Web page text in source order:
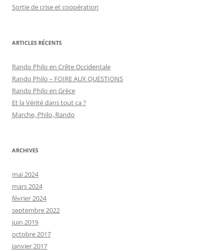
Sortie de crise et coopération
ARTICLES RÉCENTS
Rando Philo en Crête Occidentale
Rando Philo – FOIRE AUX QUESTIONS
Rando Philo en Grèce
Et la Vérité dans tout ça ?
Marche, Philo, Rando
ARCHIVES
mai 2024
mars 2024
février 2024
septembre 2022
juin 2019
octobre 2017
janvier 2017